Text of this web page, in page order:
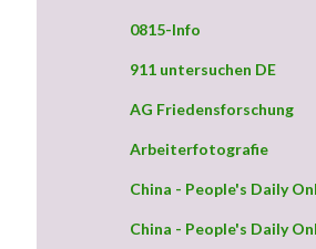
0815-Info
911 untersuchen DE
AG Friedensforschung
Arbeiterfotografie
China - People's Daily
China - People's Daily